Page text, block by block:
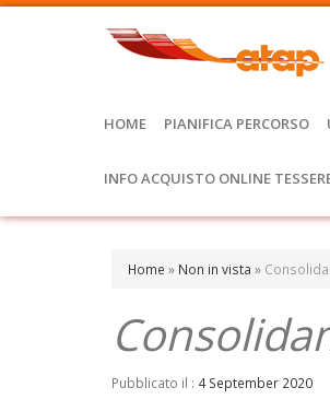
HOME PIANIFICA PERCORSO
INFO ACQUISTO ONLINE
Home » Non in vista »
Pubblicato il : 4 September 2020